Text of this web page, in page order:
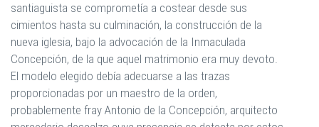
santiaguista se comprometía a costear desde sus
cimientos hasta su culminación, la construcción de la
nueva iglesia, bajo la advocación de la Inmaculada
Concepción, de la que aquel matrimonio era muy devoto.
El modelo elegido debía adecuarse a las trazas
proporcionadas por un maestro de la orden,
probablemente fray Antonio de la Concepción, arquitecto